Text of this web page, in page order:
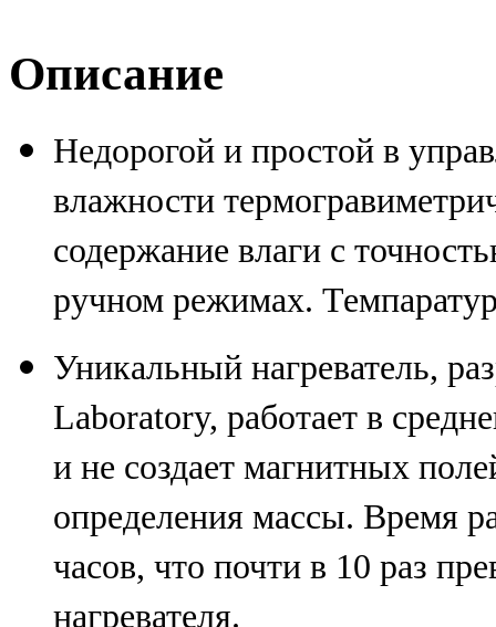
Описание
Недорогой и простой в
влажности
содержание влаги с
ручном режимах.
Уникальный нагреватель,
Laboratory, работает в
и не создает магнитных
определения массы. Время
часов, что почти в 10 раз
нагревателя.